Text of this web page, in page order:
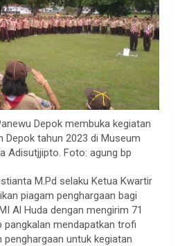
Depok membuka kegiatan
Depok tahun 2023 di Museum
Adisutjjipto. Foto: agung bp
M.Pd selaku Ketua Kwartir
piagam penghargaan bagi
Al Huda dengan mengirim 71
mendapatkan trofi
untuk kegiatan